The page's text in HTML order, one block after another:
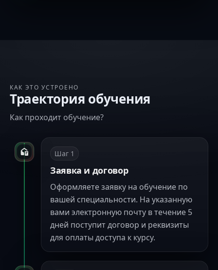
КАК ЭТО УСТРОЕНО
Траектория обучения
Как проходит обучение?
Шаг 1
Заявка и договор
Оформляете заявку на обучение по
вашей специальности. На указанную
вами электронную почту в течение 5
дней поступит договор и реквизиты
для оплаты доступа к курсу.